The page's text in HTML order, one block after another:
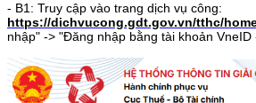
- B1: Truy cập vào trang dịch vụ công:
https://dichvucong.gdt.gov.vn/tthc/
nhập" -> "Đăng nhập bằng tài khoản VneID